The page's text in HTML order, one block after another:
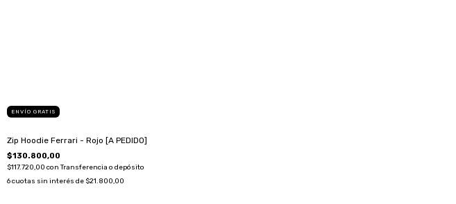
ENVÍO GRATIS
Zip Hoodie Ferrari - Rojo [A PEDIDO]
$130.800,00
$117.720,00 con Transferencia o depósito
6cuotas sin interés de $21.800,00